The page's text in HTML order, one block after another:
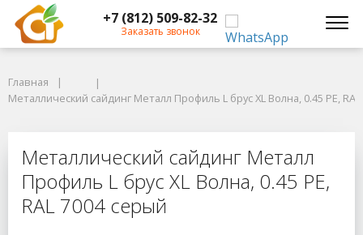
+7 (812) 509-82-32
Заказать звонок
Металлический сайдинг Металл Профиль L брус XL Волна, 0.45 PE, RAL
Металлический сайдинг Металл
Главная
Металлический сайдинг Металл Профиль L брус XL Волна, 0.45 PE,
Металлический сайдинг Металл
Профиль L брус XL Волна, 0.45 PE,
RAL 7004 серый